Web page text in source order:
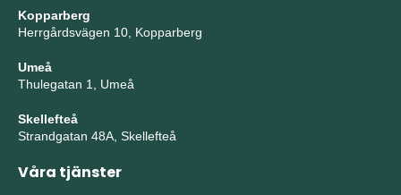
Kopparberg
Herrgårdsvägen 10, Kopparberg
Umeå
Thulegatan 1, Umeå
Skellefteå
Strandgatan 48A, Skellefteå
Våra tjänster